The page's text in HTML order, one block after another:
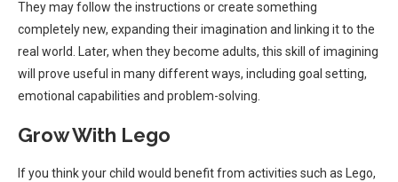
They may follow the instructions or create something
completely new, expanding their imagination and linking it to the
real world. Later, when they become adults, this skill of imagining
will prove useful in many different ways, including goal setting,
emotional capabilities and problem-solving.
Grow With Lego
If you think your child would benefit from activities such as Lego,